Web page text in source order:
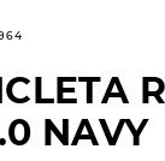
NAVY